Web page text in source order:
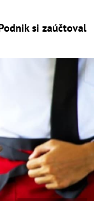
si zaúčtoval